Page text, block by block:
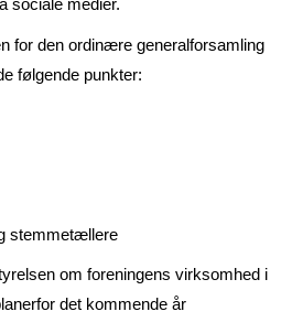
sociale medier.
for den ordinære generalforsamling
føl­gende punkter:
stemmetællere
om foreningens virksomhed i
det kommende år